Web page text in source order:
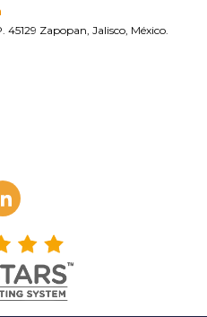
45129 Zapopan, Jalisco, México.